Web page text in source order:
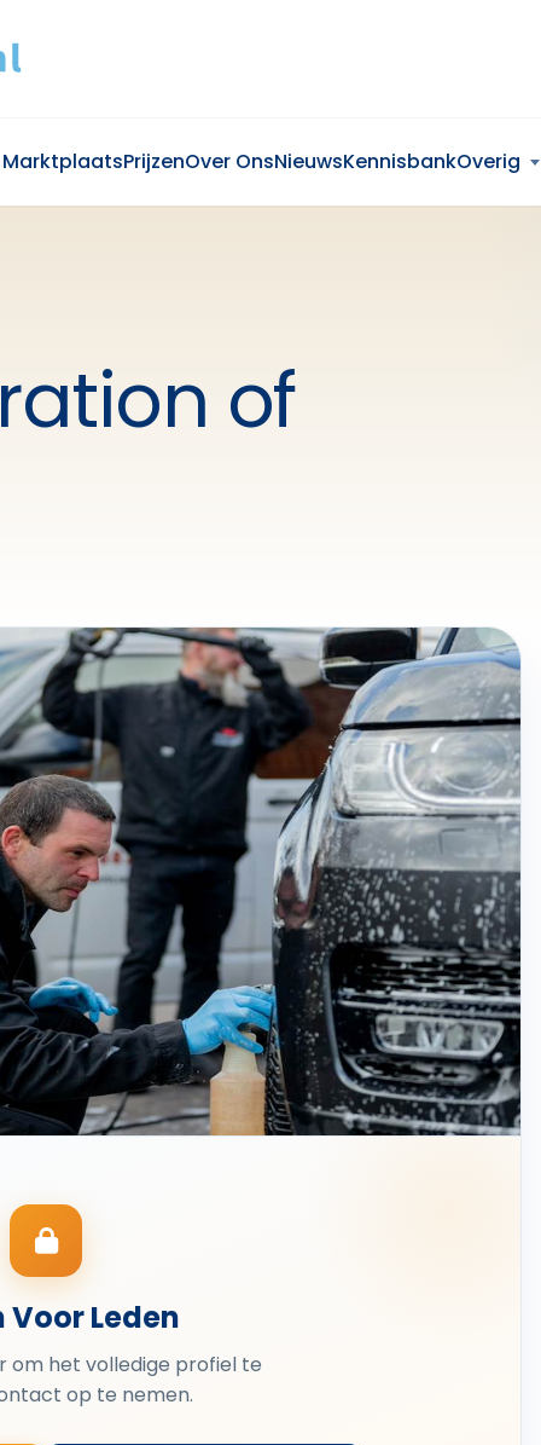
MarktplaatsPrijzenOver OnsNieuwsKennisbankOverig
of
Voor Leden
om het volledige profiel te
op te nemen.